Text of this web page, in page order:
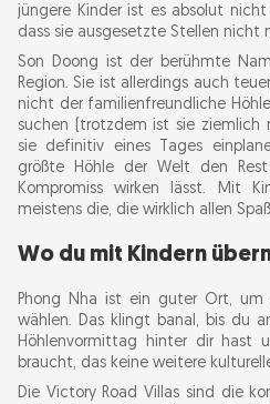
jüngere Kinder ist es absolut
dass sie ausgesetzte Stellen nicht
Son Doong ist der berühmte
Region. Sie ist allerdings auch
nicht der familienfreundliche
suchen (trotzdem ist sie ziemlich
sie definitiv eines Tages
größte Höhle der Welt den
Kompromiss wirken lässt. Mit
meistens die, die wirklich allen
Wo du mit Kindern
Phong Nha ist ein guter Ort,
wählen. Das klingt banal, bis du
Höhlenvormittag hinter dir hast
braucht, das keine weitere
Die Victory Road Villas sind die